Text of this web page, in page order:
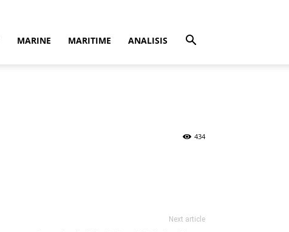
MARINE MARITIME ANALISIS
434
Next article